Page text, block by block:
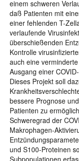
einem schweren
daß Patienten mit
einer fehlenden T-
verlaufende
überschießenden
Kontrolle
auch eine
Ausgang einer
Dieses Projekt soll
bessere Prognose
Patienten zu
Schweregrad der
Makrophagen-
und S100-Proteinen
Subpopulationen